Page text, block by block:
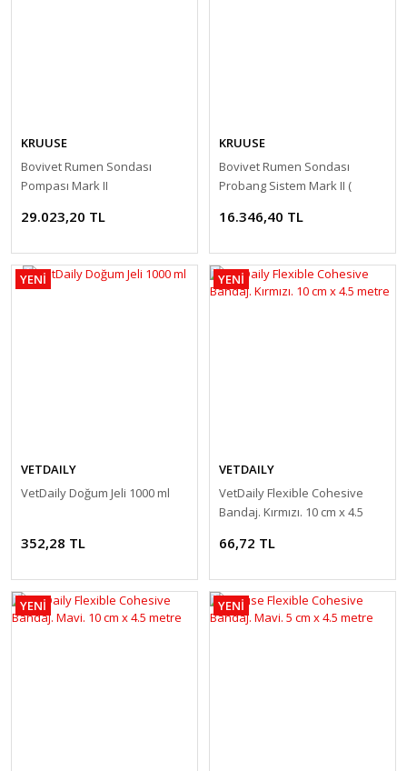
KRUUSE
Bovivet Rumen Sondası
Pompası Mark II
29.023,20 TL
KRUUSE
Bovivet Rumen Sondası
Probang Sistem Mark II (
16.346,40 TL
YENİ
VETDAILY
VetDaily Doğum Jeli 1000 ml
352,28 TL
YENİ
VETDAILY
VetDaily Flexible Cohesive
Bandaj. Kırmızı. 10 cm x 4.5
66,72 TL
YENİ YENİ